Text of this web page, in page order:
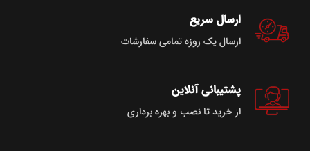
ارسال سریع
ارسال یک روزه تمامی سفارشات
پشتیبانی آنلاین
از خرید تا نصب و بهره برداری